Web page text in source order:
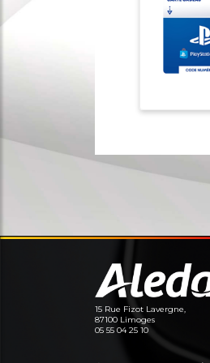
15 Rue Fizot Lavergne,
87100 Limoges
05 55 04 25 10